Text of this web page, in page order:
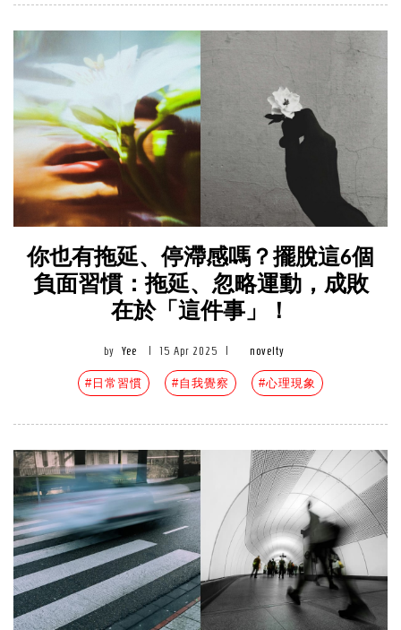
你也有拖延、停滯感嗎？擺脫這6個
負面習慣：拖延、忽略運動，成敗
在於「這件事」！
by Yee 15 Apr 2025 novelty
#日常習慣 #自我覺察 #心理現象